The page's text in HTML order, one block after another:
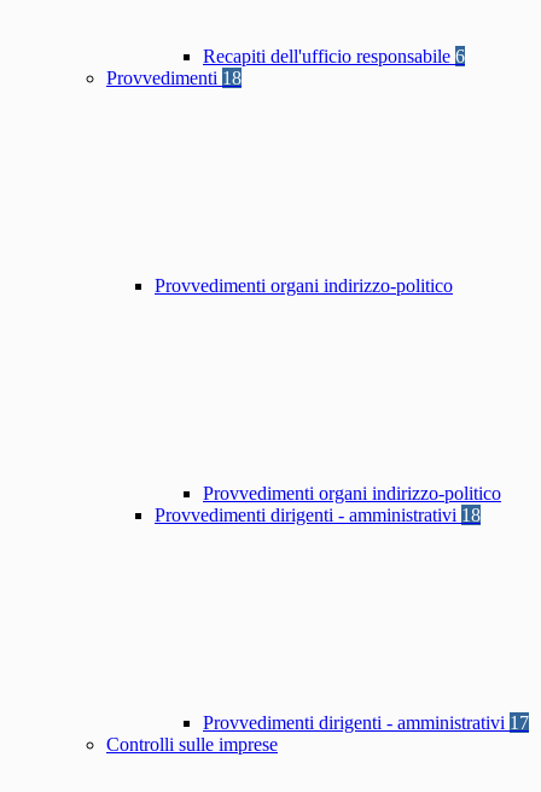
Recapiti dell'ufficio responsabile 6
Provvedimenti 18
Provvedimenti organi indirizzo-politico
Provvedimenti organi indirizzo-politico
Provvedimenti dirigenti - amministrativi 18
Provvedimenti dirigenti - amministrativi 17
Controlli sulle imprese